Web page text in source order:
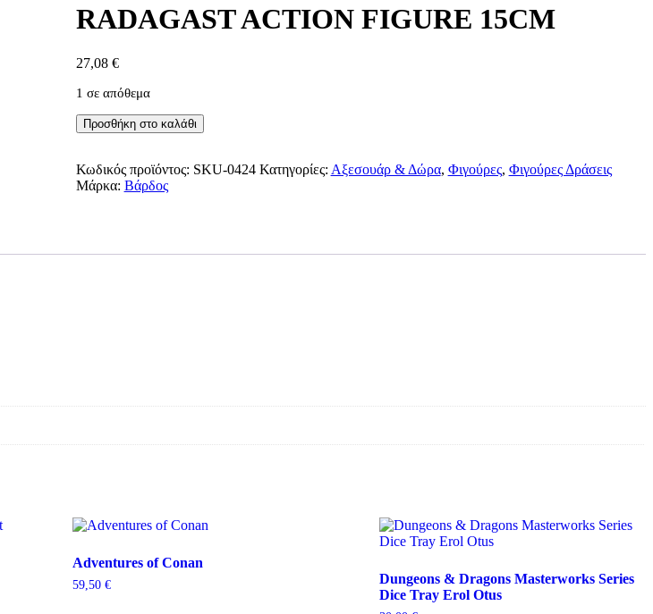
RADAGAST ACTION FIGURE 15CM
27,08 €
1 σε απόθεμα
RADAGAST
ACTION
15CM
ποσότητα
Προσθήκη στο καλάθι
Κωδικός προϊόντος: SKU-0424 Κατηγορίες: Αξεσουάρ & Δώρα, Φιγούρες, Φιγούρες Δράσεις
Μάρκα: Βάρδος
Adventures of Conan
59,50 €
Dungeons & Dragons Masterworks Series
Dice Tray Erol Otus